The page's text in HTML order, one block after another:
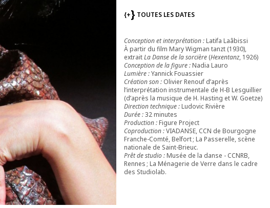
{+ TOUTES LES DATES
Conception et interprétation :Latifa Laâbissi
À partir du film Mary Wigman tanzt (1930),
extraitLa Danse de la sorcière (Hexentanz, 1926)
Conception de la figure :Nadia Lauro
Lumière :Yannick Fouassier
Création son : Olivier Renouf d’après
l’interprétation instrumentale de H-B Lesguillier
(d’après la musique de H. Hasting et W. Goetze)
Direction technique :Ludovic Rivière
Durée :32 minutes
Production :Figure Project
Coproduction :VIADANSE, CCN de Bourgogne
Franche-Comté, Belfort ; La Passerelle, scène
nationale de Saint-Brieuc.
Prêt de studio :Musée de la danse - CCNRB,
Rennes ; La Ménagerie de Verre dans le cadre
des Studiolab.